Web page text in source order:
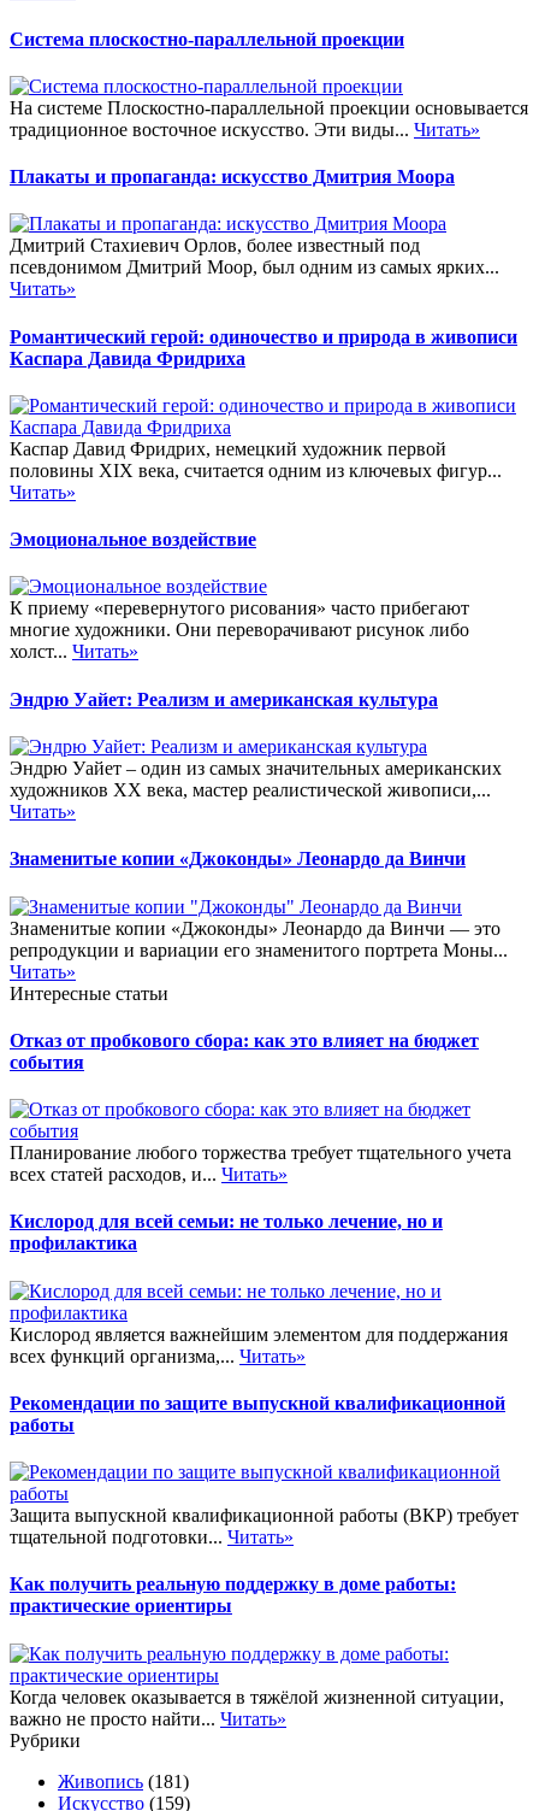
Система плоскостно-параллельной проекции
На системе Плоскостно-параллельной проекции основывается
традиционное восточное искусство. Эти виды... Читать»
Плакаты и пропаганда: искусство Дмитрия Моора
Дмитрий Стахиевич Орлов, более известный под
псевдонимом Дмитрий Моор, был одним из самых ярких...
Читать»
Романтический герой: одиночество и природа в живописи
Каспара Давида Фридриха
Каспар Давид Фридрих, немецкий художник первой
половины XIX века, считается одним из ключевых фигур...
Читать»
Эмоциональное воздействие
К приему «перевернутого рисования» часто прибегают
многие художники. Они переворачивают рисунок либо
холст... Читать»
Эндрю Уайет: Реализм и американская культура
Эндрю Уайет – один из самых значительных американских
художников XX века, мастер реалистической живописи,...
Читать»
Знаменитые копии «Джоконды» Леонардо да Винчи
Знаменитые копии «Джоконды» Леонардо да Винчи — это
репродукции и вариации его знаменитого портрета Моны...
Читать»
Интересные статьи
Отказ от пробкового сбора: как это влияет на бюджет
события
Планирование любого торжества требует тщательного учета
всех статей расходов, и... Читать»
Кислород для всей семьи: не только лечение, но и
профилактика
Кислород является важнейшим элементом для поддержания
всех функций организма,... Читать»
Рекомендации по защите выпускной квалификационной
работы
Защита выпускной квалификационной работы (ВКР) требует
тщательной подготовки... Читать»
Как получить реальную поддержку в доме работы:
практические ориентиры
Когда человек оказывается в тяжёлой жизненной ситуации,
важно не просто найти... Читать»
Рубрики
Живопись (181)
Искусство (159)